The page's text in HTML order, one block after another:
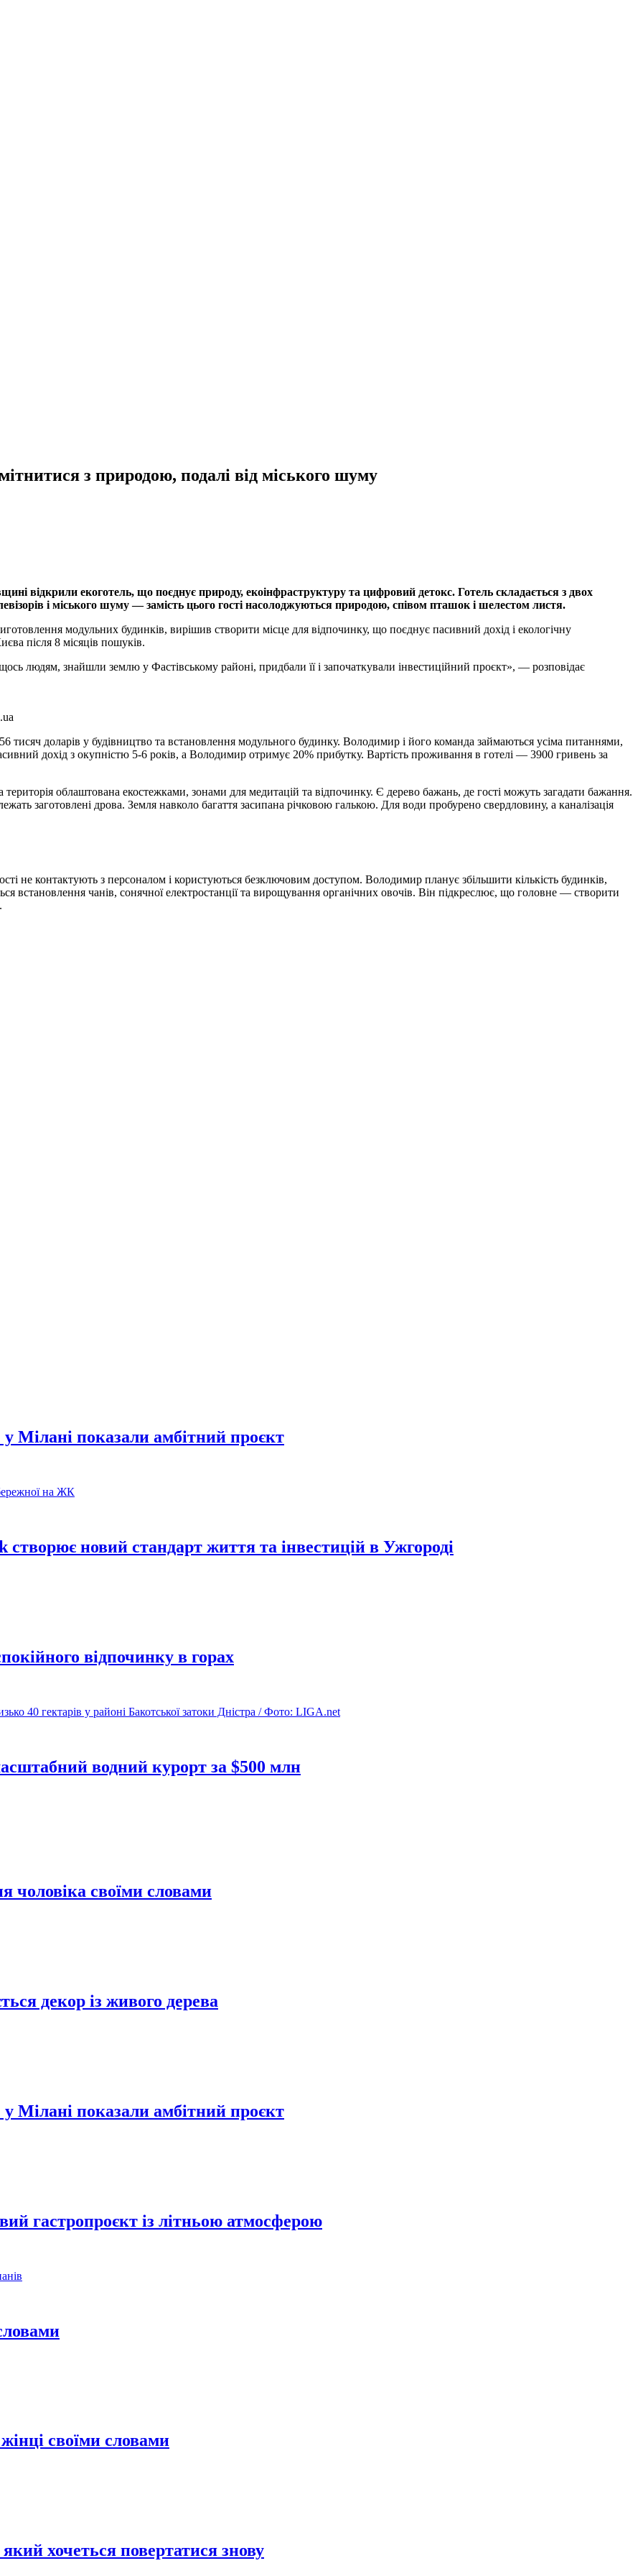
з природою, подалі від міського шуму
відкрили екоготель, що поєднує природу, екоінфраструктуру та цифровий детокс. Готель складається з двох
і міського шуму — замість цього гості насолоджуються природою, співом пташок і шелестом листя.
модульних будинків, вирішив створити місце для відпочинку, що поєднує пасивний дохід і екологічну
після 8 місяців пошуків.
людям, знайшли землю у Фастівському районі, придбали її і започаткували інвестиційний проєкт», — розповідає
тисяч доларів у будівництво та встановлення модульного будинку. Володимир і його команда займаються усіма питаннями,
дохід з окупністю 5-6 років, а Володимир отримує 20% прибутку. Вартість проживання в готелі — 3900 гривень за
облаштована екостежками, зонами для медитацій та відпочинку. Є дерево бажань, де гості можуть загадати бажання.
заготовлені дрова. Земля навколо багаття засипана річковою галькою. Для води пробурено свердловину, а каналізація
не контактують з персоналом і користуються безключовим доступом. Володимир планує збільшити кількість будинків,
встановлення чанів, сонячної електростанції та вирощування органічних овочів. Він підкреслює, що головне — створити
Мілані показали амбітний проєкт
новий стандарт життя та інвестицій в Ужгороді
відпочинку в горах
водний курорт за $500 млн
чоловіка своїми словами
декор із живого дерева
Мілані показали амбітний проєкт
гастропроєкт із літньою атмосферою
своїми словами
хочеться повертатися знову